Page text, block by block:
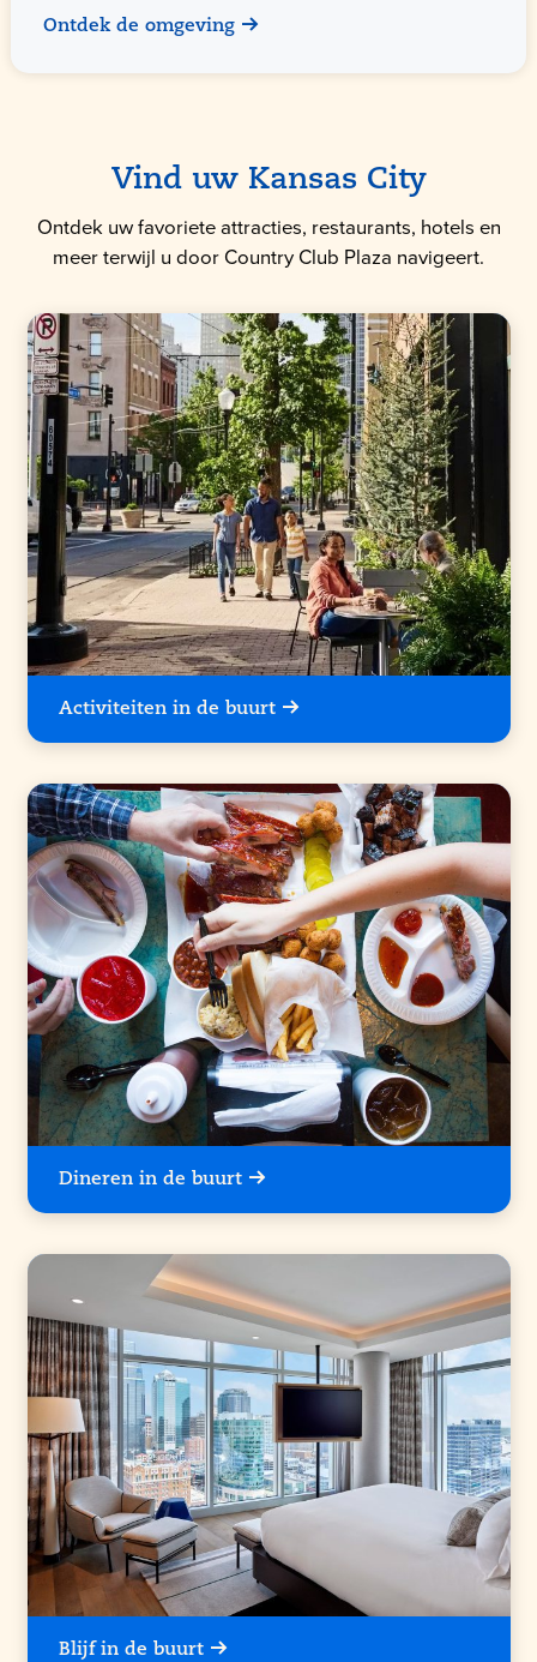
Ontdek de omgeving
Vind uw Kansas City
Ontdek uw favoriete attracties, restaurants, hotels en
meer terwijl u door Country Club Plaza navigeert.
Activiteiten in de buurt
Dineren in de buurt
Blijf in de buurt